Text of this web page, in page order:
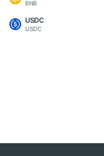
BNB
USDC
USDC